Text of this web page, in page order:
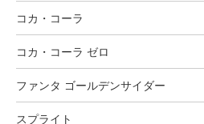
コカ・コーラ
コカ・コーラ ゼロ
ファンタ ゴールデンサイダー
スプライト